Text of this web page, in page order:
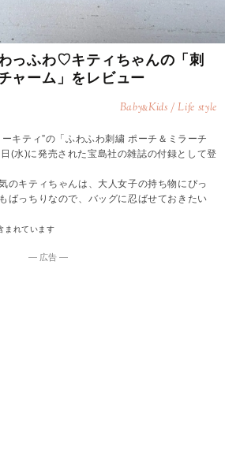
っふわ♡キティちゃんの「刺
ャーム」をレビュー
Baby&Kids / Life style
キティ”の「ふわふわ刺繍 ポーチ＆ミラーチ
(水)に発売された宝島社の雑誌の付録として登
のキティちゃんは、大人女子の持ち物にぴっ
ばっちりなので、バッグに忍ばせておきたい
まれています
― 広告 ―